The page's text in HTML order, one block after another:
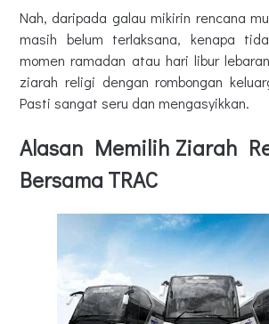
Nah, daripada galau mikirin rencana
masih belum terlaksana, kenapa
momen ramadan atau hari libur
ziarah religi dengan rombongan
Pasti sangat seru dan mengasyikkan.
Alasan Memilih Ziarah
Bersama TRAC